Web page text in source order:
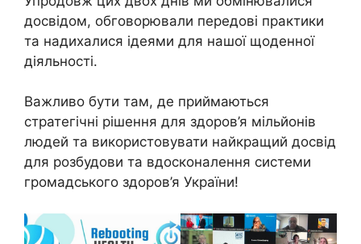
досвідом, обговорювали передові практики
та надихалися ідеями для нашої щоденної
діяльності.
Важливо бути там, де приймаються
стратегічні рішення для здоров’я мільйонів
людей та використовувати найкращий досвід
для розбудови та вдосконалення системи
громадського здоров’я України!